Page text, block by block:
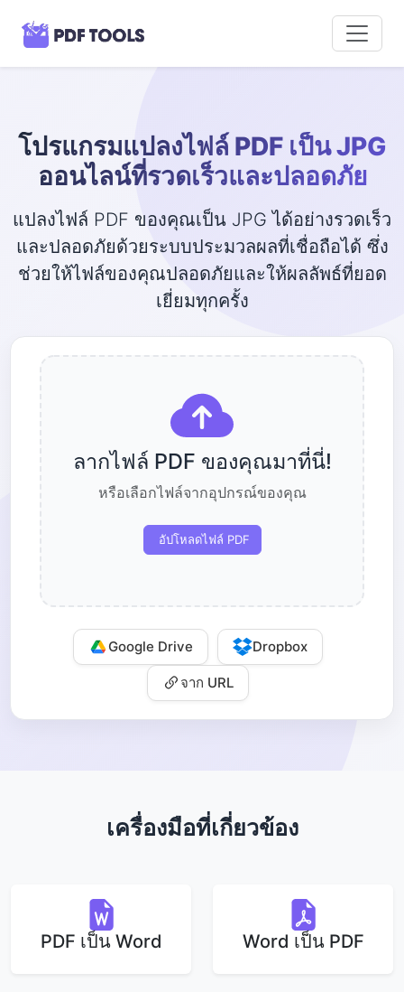
โปรแกรมแปลงไฟล์ PDF เป็น JPG
ออนไลน์ที่รวดเร็วและปลอดภัย
แปลงไฟล์ PDF ของคุณเป็น JPG ได้อย่างรวดเร็ว
และปลอดภัยด้วยระบบประมวลผลที่เชื่อถือได้ ซึ่ง
ช่วยให้ไฟล์ของคุณปลอดภัยและให้ผลลัพธ์ที่ยอด
เยี่ยมทุกครั้ง
ลากไฟล์ PDF ของคุณมาที่นี่!
หรือเลือกไฟล์จากอุปกรณ์ของคุณ
อัปโหลดไฟล์ PDF
Google Drive Dropbox
จาก URL
เครื่องมือที่เกี่ยวข้อง
PDF เป็น Word Word เป็น PDF